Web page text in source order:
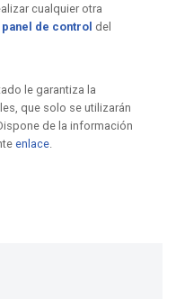
cualquier otra
panel de control del
le garantiza la
que solo se utilizarán
de la información
enlace